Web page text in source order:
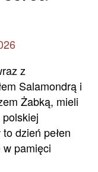
z
Salamondrą i
Żabką, mieli
dzień pełen
w pamięci